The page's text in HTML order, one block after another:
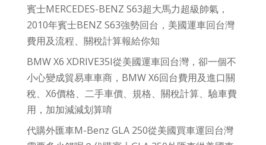
賓士MERCEDES-BENZ S63超大馬力超級帥氣，
2010年賓士BENZ S63強勢回台，美國運車回台灣
費用及流程、關稅計算報給你知
BMW X6 XDRIVE35I從美國運車回台灣，卻一個不
小心變成貿易車車商，BMW X6回台費用及進口關
稅、X6價格、二手車價、規格、關稅計算、驗車費
用，加加減減划算唷
代購外匯車M-Benz GLA 250從美國買車運回台灣